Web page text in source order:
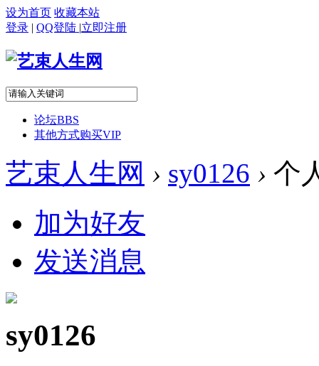
设为首页 收藏本站
登录 | QQ登陆 |立即注册
论坛BBS
其他方式购买VIP
艺束人生网 › sy0126 › 个
加为好友
发送消息
sy0126